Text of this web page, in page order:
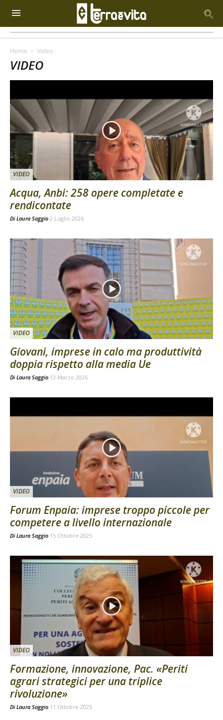
Home Video
VIDEO
VIDEO
Acqua, Anbi: 258 opere completate e
rendicontate
Di Laura Saggio 2 Luglio 2026
VIDEO
Giovani, imprese in calo ma produttività
doppia rispetto alla media Ue
Di Laura Saggio 13 Marzo 2026
VIDEO
Forum Enpaia: imprese troppo piccole per
competere a livello internazionale
Di Laura Saggio 15 Ottobre 2025
VIDEO
Formazione, innovazione, Pac. «Periti
agrari strategici per una triplice
rivoluzione»
Di Laura Saggio 11 Ottobre 2025